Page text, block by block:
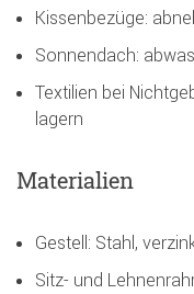
Kissenbezüge:
Sonnendach:
Textilien bei
lagern
Materialien
Gestell: Stahl,
Sitz- und